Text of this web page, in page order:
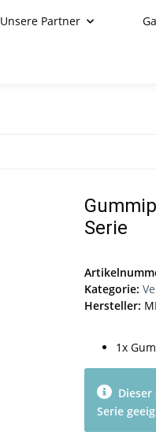
Unsere Partner
Serie
Kategorie:
Hersteller:
1x
Serie